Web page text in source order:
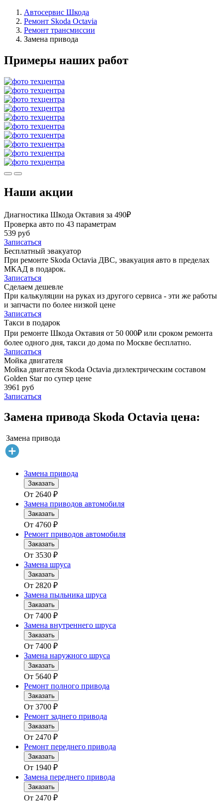
Автосервис Шкода
Ремонт Skoda Octavia
Ремонт трансмиссии
Замена привода
Примеры наших работ
Наши акции
Диагностика Шкода Октавия за 490₽
Проверка авто по 43 параметрам
539 руб
Записаться
Бесплатный эвакуатор
При ремонте Skoda Octavia ДВС, эвакуация авто в пределах
МКАД в подарок.
Записаться
Сделаем дешевле
При калькуляции на руках из другого сервиса - эти же работы
и запчасти по более низкой цене
Записаться
Такси в подарок
При ремонте Шкода Октавия от 50 000₽ или сроком ремонта
более одного дня, такси до дома по Москве бесплатно.
Записаться
Мойка двигателя
Мойка двигателя Skoda Octavia диэлектрическим составом
Golden Star по супер цене
3961 руб
Записаться
Замена привода Skoda Octavia цена:
Замена привода
Замена привода
Заказать
От 2640 ₽
Замена приводов автомобиля
Заказать
От 4760 ₽
Ремонт приводов автомобиля
Заказать
От 3530 ₽
Замена шруса
Заказать
От 2820 ₽
Замена пыльника шруса
Заказать
От 7400 ₽
Замена внутреннего шруса
Заказать
От 7400 ₽
Замена наружного шруса
Заказать
От 5640 ₽
Ремонт полного привода
Заказать
От 3700 ₽
Ремонт заднего привода
Заказать
От 2470 ₽
Ремонт переднего привода
Заказать
От 1940 ₽
Замена переднего привода
Заказать
От 2470 ₽